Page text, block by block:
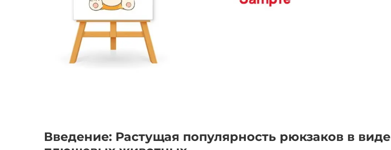
Введение: Растущая популярность рюкзаков в виде